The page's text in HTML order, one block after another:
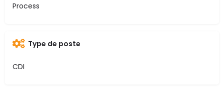
Process
Type de poste
CDI